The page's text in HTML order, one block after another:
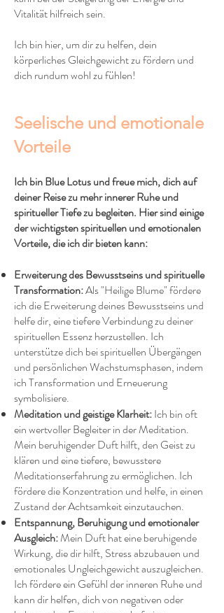
Vitalität hilfreich sein.
Ich bin hier, um dir zu helfen, dein
körperliches Gleichgewicht zu fördern und
dich rundum wohl zu fühlen!
Seelische und emotionale
Vorteile
Ich bin Blue Lotus und freue mich, dich auf
deiner Reise zu mehr innerer Ruhe und
spiritueller Tiefe zu begleiten. Hier sind einige
der wichtigsten spirituellen und emotionalen
Vorteile, die ich dir bieten kann:
Erweiterung des Bewusstseins und spirituelle
Transformation:Als "Heilige Blume" fördere
ich die Erweiterung deines Bewusstseins und
helfe dir, eine tiefere Verbindung zu deiner
spirituellen Essenz herzustellen. Ich
unterstütze dich bei spirituellen Übergängen
und persönlichen Wachstumsphasen, indem
ich Transformation und Erneuerung
symbolisiere.
Meditation und geistige Klarheit:Ich bin oft
ein wertvoller Begleiter in der Meditation.
Mein beruhigender Duft hilft, den Geist zu
klären und eine tiefere, bewusstere
Meditationserfahrung zu ermöglichen. Ich
fördere die Konzentration und helfe, in einen
Zustand der Achtsamkeit einzutauchen.
Entspannung, Beruhigung und emotionaler
Ausgleich:Mein Duft hat eine beruhigende
Wirkung, die dir hilft, Stress abzubauen und
emotionales Ungleichgewicht auszugleichen.
Ich fördere ein Gefühl der inneren Ruhe und
kann dir helfen, dich von negativen oder